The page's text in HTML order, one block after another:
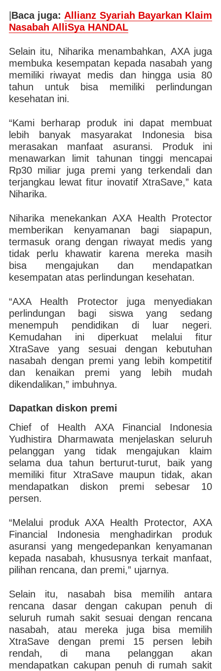
Baca juga: Allianz Syariah Bayarkan Klaim
Nasabah AlliSya HANDAL
Selain itu, Niharika menambahkan, AXA juga
membuka kesempatan kepada nasabah yang
memiliki riwayat medis dan hingga usia 80
tahun untuk bisa memiliki perlindungan
kesehatan ini.
“Kami berharap produk ini dapat membuat
lebih banyak masyarakat Indonesia bisa
merasakan manfaat asuransi. Produk ini
menawarkan limit tahunan tinggi mencapai
Rp30 miliar juga premi yang terkendali dan
terjangkau lewat fitur inovatif XtraSave,” kata
Niharika.
Niharika menekankan AXA Health Protector
memberikan kenyamanan bagi siapapun,
termasuk orang dengan riwayat medis yang
tidak perlu khawatir karena mereka masih
bisa mengajukan dan mendapatkan
kesempatan atas perlindungan kesehatan.
“AXA Health Protector juga menyediakan
perlindungan bagi siswa yang sedang
menempuh pendidikan di luar negeri.
Kemudahan ini diperkuat melalui fitur
XtraSave yang sesuai dengan kebutuhan
nasabah dengan premi yang lebih kompetitif
dan kenaikan premi yang lebih mudah
dikendalikan,” imbuhnya.
Dapatkan diskon premi
Chief of Health AXA Financial Indonesia
Yudhistira Dharmawata menjelaskan seluruh
pelanggan yang tidak mengajukan klaim
selama dua tahun berturut-turut, baik yang
memiliki fitur XtraSave maupun tidak, akan
mendapatkan diskon premi sebesar 10
persen.
“Melalui produk AXA Health Protector, AXA
Financial Indonesia menghadirkan produk
asuransi yang mengedepankan kenyamanan
kepada nasabah, khususnya terkait manfaat,
pilihan rencana, dan premi,” ujarnya.
Selain itu, nasabah bisa memilih antara
rencana dasar dengan cakupan penuh di
seluruh rumah sakit sesuai dengan rencana
nasabah, atau mereka juga bisa memilih
XtraSave dengan premi 15 persen lebih
rendah, di mana pelanggan akan
mendapatkan cakupan penuh di rumah sakit